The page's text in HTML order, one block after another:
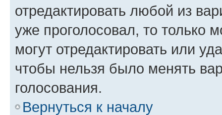
отредактировать любой из
уже проголосовал, то только
могут отредактировать или
чтобы нельзя было менять
голосования.
Вернуться к началу